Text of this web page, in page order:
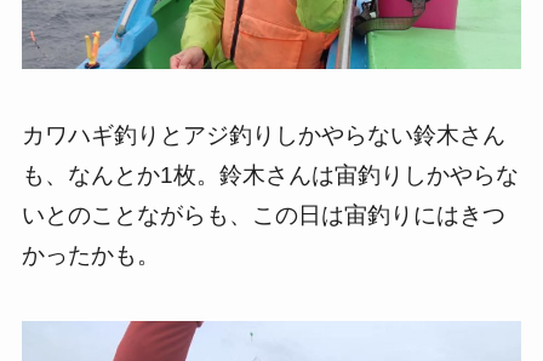
カワハギ釣りとアジ釣りしかやらない鈴木さん
も、なんとか1枚。鈴木さんは宙釣りしかやらな
いとのことながらも、この日は宙釣りにはきつ
かったかも。